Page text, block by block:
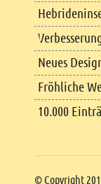
Copyright
© Copyright
Neues
Fröhliche
10.000